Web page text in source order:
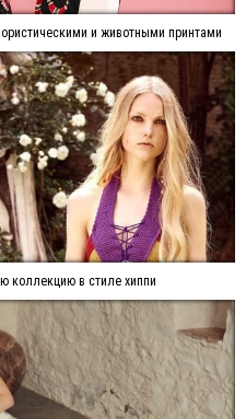
и животными принтами
коллекцию в стиле хиппи